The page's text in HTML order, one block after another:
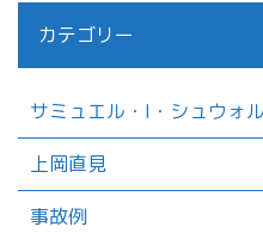
カテゴリー
サミュエル・I・シュウォ
上岡直見
事故例